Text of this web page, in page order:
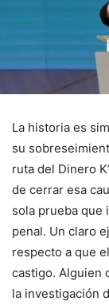
La historia es
su
ruta del Dinero
de cerrar esa
sola prueba que
penal. Un claro
respecto a que
castigo. Alguien
la investigación